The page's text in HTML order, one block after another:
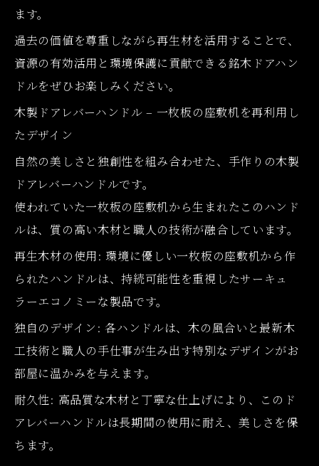
ます。
過去の価値を尊重しながら再生材を活用することで、
資源の有効活用と環境保護に貢献できる銘木ドアハン
ドルをぜひお楽しみください。
木製ドアレバーハンドル – 一枚板の座敷机を再利用し
たデザイン
自然の美しさと独創性を組み合わせた、手作りの木製
ドアレバーハンドルです。
使われていた一枚板の座敷机から生まれたこのハンド
ルは、質の高い木材と職人の技術が融合しています。
再生木材の使用: 環境に優しい一枚板の座敷机から作
られたハンドルは、持続可能性を重視したサーキュ
ラーエコノミーな製品です。
独自のデザイン: 各ハンドルは、木の風合いと最新木
工技術と職人の手仕事が生み出す特別なデザインがお
部屋に温かみを与えます。
耐久性: 高品質な木材と丁寧な仕上げにより、このド
アレバーハンドルは長期間の使用に耐え、美しさを保
ちます。